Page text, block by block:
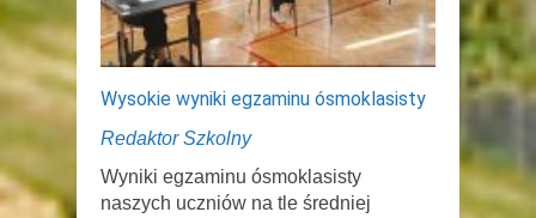
Wysokie wyniki egzaminu ósmoklasisty
Redaktor Szkolny
Wyniki egzaminu ósmoklasisty
naszych uczniów na tle średniej